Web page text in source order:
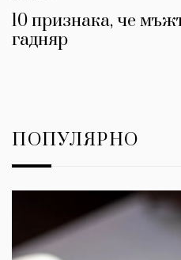
10 признака, че
гадняр
ПОПУЛЯРНО